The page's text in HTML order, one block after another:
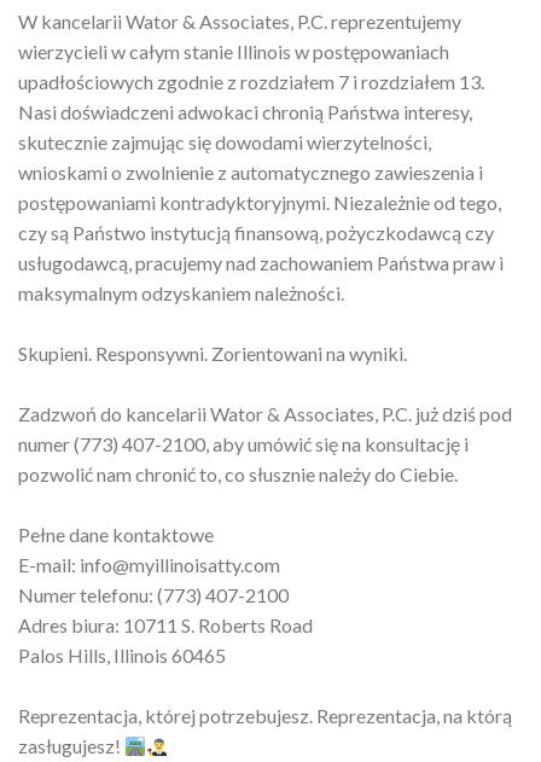
W kancelarii Wator & Associates, P.C. reprezentujemy
wierzycieli w całym stanie Illinois w postępowaniach
upadłościowych zgodnie z rozdziałem 7 i rozdziałem 13.
Nasi doświadczeni adwokaci chronią Państwa interesy,
skutecznie zajmując się dowodami wierzytelności,
wnioskami o zwolnienie z automatycznego zawieszenia i
postępowaniami kontradyktoryjnymi. Niezależnie od tego,
czy są Państwo instytucją finansową, pożyczkodawcą czy
usługodawcą, pracujemy nad zachowaniem Państwa praw i
maksymalnym odzyskaniem należności.
Skupieni. Responsywni. Zorientowani na wyniki.
Zadzwoń do kancelarii Wator & Associates, P.C. już dziś pod
numer (773) 407-2100, aby umówić się na konsultację i
pozwolić nam chronić to, co słusznie należy do Ciebie.
Pełne dane kontaktowe
E-mail: info@myillinoisatty.com
Numer telefonu: (773) 407-2100
Adres biura: 10711 S. Roberts Road
Palos Hills, Illinois 60465
Reprezentacja, której potrzebujesz. Reprezentacja, na którą
zasługujesz!